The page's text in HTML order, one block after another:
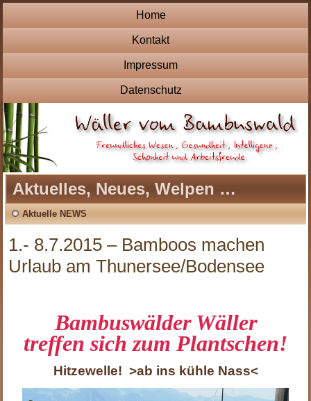
Home
Kontakt
Impressum
Datenschutz
Aktuelles, Neues, Welpen …
Aktuelle NEWS
1.- 8.7.2015 – Bamboos machen
Urlaub am Thunersee/Bodensee
Bambuswälder Wäller
treffen sich zum Plantschen!
Hitzewelle! >ab ins kühle Nass<